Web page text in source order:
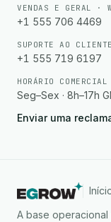
VENDAS E GERAL ·
+1 555 706 4469
SUPORTE AO
+1 555 719 6197
HORÁRIO COMERCIAL
Seg–Sex · 8h–17h
Enviar uma
A base